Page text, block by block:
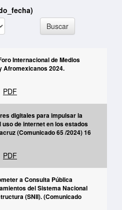
Buscar
Internacional de Medios
Afromexicanos 2024.
PDF
digitales para impulsar la
de internet en los estados
(Comunicado 65 /2024) 16
PDF
a Consulta Pública
del Sistema Nacional
(SNII). (Comunicado